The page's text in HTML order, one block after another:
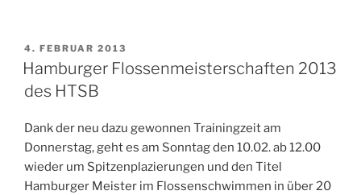
VERÖFFENTLICHT
AM
4. FEBRUAR 2013
Hamburger Flossenmeisterschaften 2013
des HTSB
Dank der neu dazu gewonnen Trainingzeit am
Donnerstag, geht es am Sonntag den 10.02. ab 12.00
wieder um Spitzenplazierungen und den Titel
Hamburger Meister im Flossenschwimmen in über 20